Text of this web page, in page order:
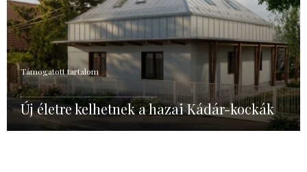
Támogatott tartalom
Új életre kelhetnek a hazai Kádár-kockák